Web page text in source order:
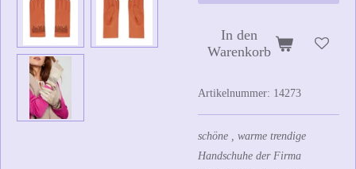
In den
Warenkorb
Artikelnummer: 14273
schöne , warme trendige
Handschuhe der Firma